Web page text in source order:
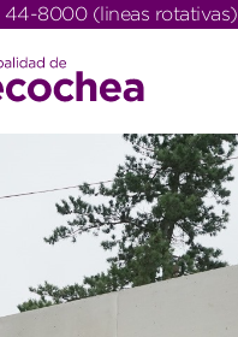
44-8000 (lineas rotativas)